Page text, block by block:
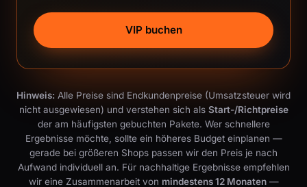
VIP buchen
Hinweis: Alle Preise sind Endkundenpreise (Umsatzsteuer wird
nicht ausgewiesen) und verstehen sich als Start-/Richtpreise
der am häufigsten gebuchten Pakete. Wer schnellere
Ergebnisse möchte, sollte ein höheres Budget einplanen —
gerade bei größeren Shops passen wir den Preis je nach
Aufwand individuell an. Für nachhaltige Ergebnisse empfehlen
wir eine Zusammenarbeit von mindestens 12 Monaten—